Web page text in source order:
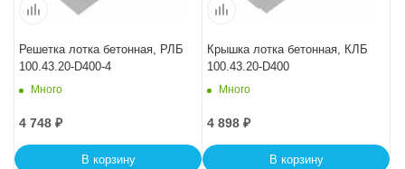
Решетка лотка бетонная, РЛБ
100.43.20-D400-4
Много
4 748 ₽
В корзину
Крышка лотка бетонная, КЛБ
100.43.20-D400
Много
4 898 ₽
В корзину